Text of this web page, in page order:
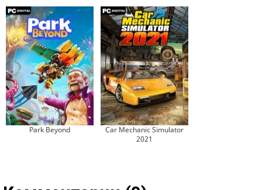
Park Beyond
Car Mechanic Simulator
2021